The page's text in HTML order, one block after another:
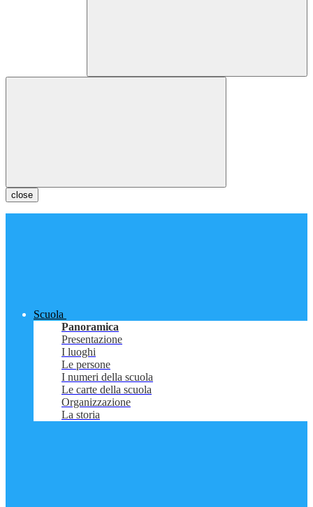
close
Scuola
Panoramica
Presentazione
I luoghi
Le persone
I numeri della scuola
Le carte della scuola
Organizzazione
La storia